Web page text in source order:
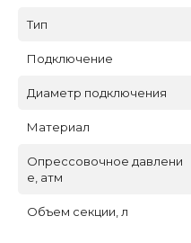
Тип
Подключение
Диаметр подключения
Материал
Опрессовочное давлени
е, атм
Объем секции, л